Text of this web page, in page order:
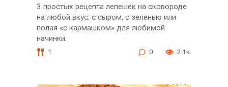
3 простых рецепта лепешек на сковороде
на любой вкус: с сыром, с зеленью или
полая «с кармашком» для любимой
начинки.
1 0 2.1к.